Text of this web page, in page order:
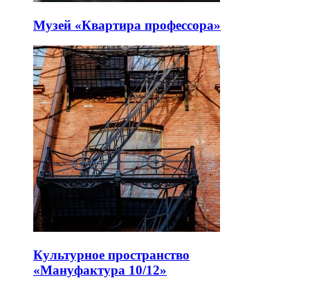
Музей «Квартира профессора»
Культурное пространство
«Мануфактура 10/12»